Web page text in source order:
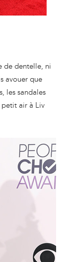
de dentelle, ni
avouer que
les sandales
petit air à Liv